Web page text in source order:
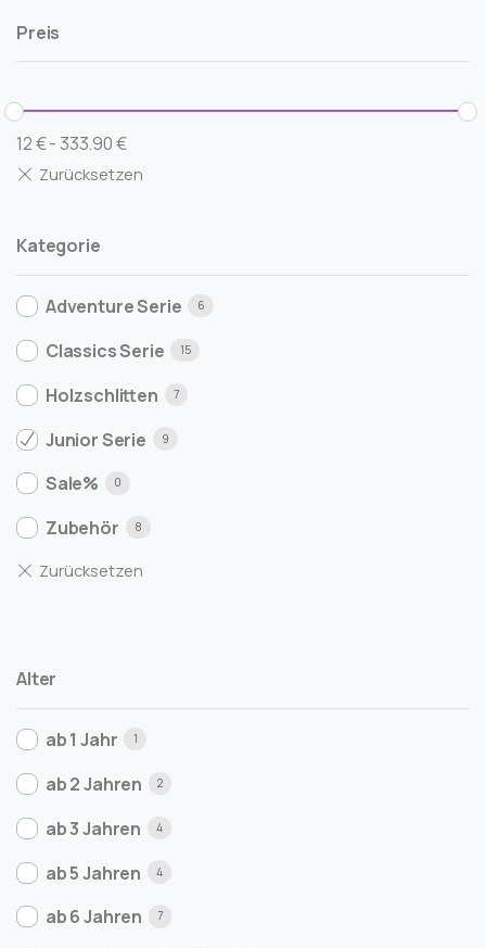
Preis
12€-333.90€
Kategorie
Adventure Serie 6
Classics Serie 15
Holzschlitten 7
Junior Serie 9
Sale% 0
Zubehör 8
Alter
ab 1 Jahr 1
ab 2 Jahren 2
ab 3 Jahren 4
ab 5 Jahren 4
ab 6 Jahren 7